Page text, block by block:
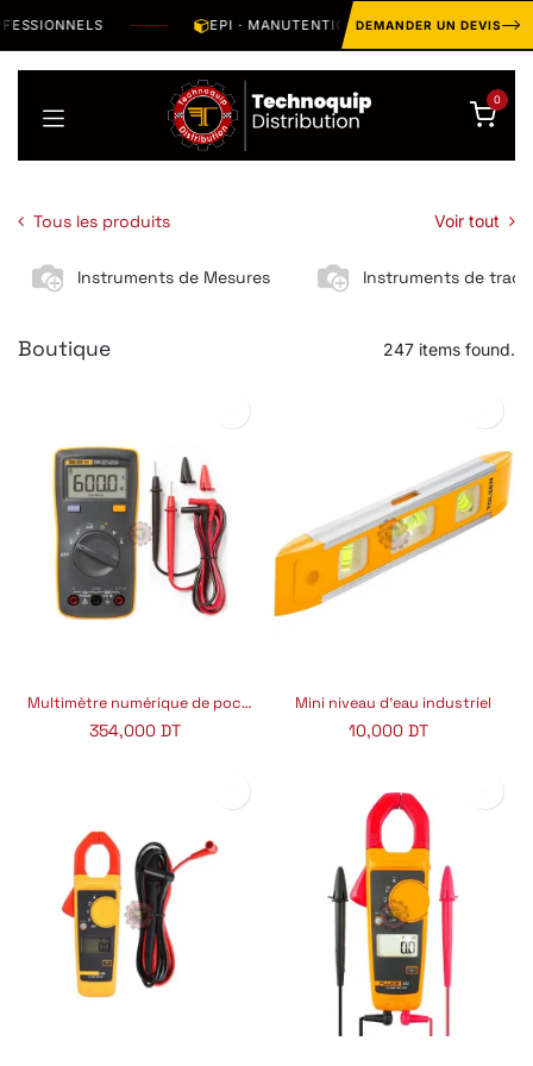
EPI · MANUTENTION · OUTILLAGE · HYGIÈNE ·
DEMANDER UN DEVIS
0
Tous les produits Voir tout
Instruments de Mesures Instruments de
Boutique 247 items found.
Multimètre numérique de poche Fluke 106
354,000 DT
Mini niveau d’eau industriel
10,000 DT